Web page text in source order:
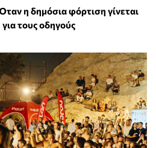
η δημόσια φόρτιση γίνεται
τους οδηγούς